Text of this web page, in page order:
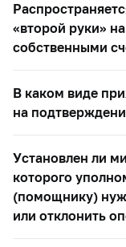
«второй руки»
собственными
В каком виде
на
Установлен ли
которого
(помощнику)
или отклонить